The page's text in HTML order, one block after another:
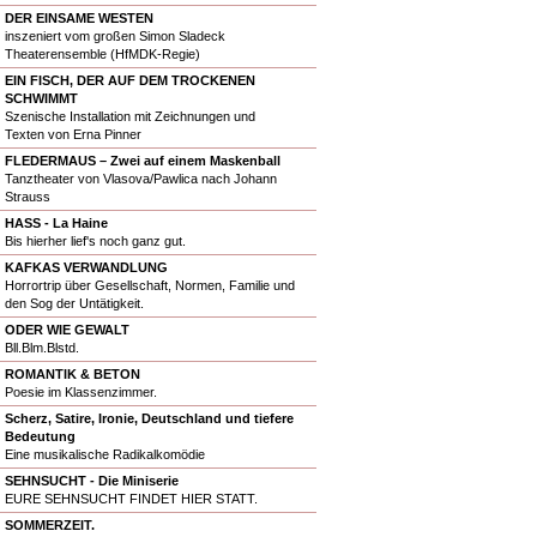
DER EINSAME WESTEN
inszeniert vom großen Simon Sladeck
Theaterensemble (HfMDK-Regie)
EIN FISCH, DER AUF DEM TROCKENEN
SCHWIMMT
Szenische Installation mit Zeichnungen und
Texten von Erna Pinner
FLEDERMAUS – Zwei auf einem Maskenball
Tanztheater von Vlasova/Pawlica nach Johann
Strauss
HASS - La Haine
Bis hierher lief's noch ganz gut.
KAFKAS VERWANDLUNG
Horrortrip über Gesellschaft, Normen, Familie und
den Sog der Untätigkeit.
ODER WIE GEWALT
Bll.Blm.Blstd.
ROMANTIK & BETON
Poesie im Klassenzimmer.
Scherz, Satire, Ironie, Deutschland und tiefere
Bedeutung
Eine musikalische Radikalkomödie
SEHNSUCHT - Die Miniserie
EURE SEHNSUCHT FINDET HIER STATT.
SOMMERZEIT.